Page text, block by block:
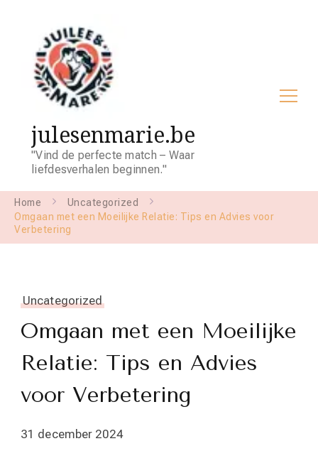
julesenmarie.be
"Vind de perfecte match – Waar
liefdesverhalen beginnen."
Home
Uncategorized
Omgaan met een Moeilijke Relatie: Tips en Advies voor
Verbetering
Uncategorized
Omgaan met een Moeilijke
Relatie: Tips en Advies
voor Verbetering
31 december 2024